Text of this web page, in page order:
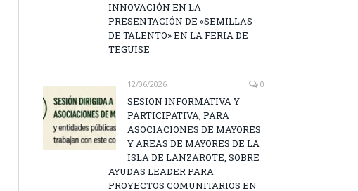
INNOVACIÓN EN LA
PRESENTACIÓN DE «SEMILLAS
DE TALENTO» EN LA FERIA DE
TEGUISE
12/06/2026 0
SESION INFORMATIVA Y
PARTICIPATIVA, PARA
ASOCIACIONES DE MAYORES
Y AREAS DE MAYORES DE LA
ISLA DE LANZAROTE, SOBRE
AYUDAS LEADER PARA
PROYECTOS COMUNITARIOS EN